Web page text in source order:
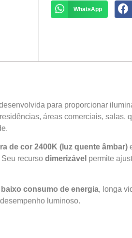
WhatsApp
para proporcionar
áreas comerciais, salas,
de cor 2400K (luz quente âmbar)
recurso dimerizável permite
baixo consumo de energia, longa
luminoso.